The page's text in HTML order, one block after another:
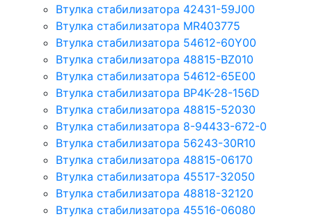
Втулка стабилизатора 42431-59J00
Втулка стабилизатора MR403775
Втулка стабилизатора 54612-60Y00
Втулка стабилизатора 48815-BZ010
Втулка стабилизатора 54612-65Е00
Втулка стабилизатора BP4K-28-156D
Втулка стабилизатора 48815-52030
Втулка стабилизатора 8-94433-672-0
Втулка стабилизатора 56243-30R10
Втулка стабилизатора 48815-06170
Втулка стабилизатора 45517-32050
Втулка стабилизатора 48818-32120
Втулка стабилизатора 45516-06080